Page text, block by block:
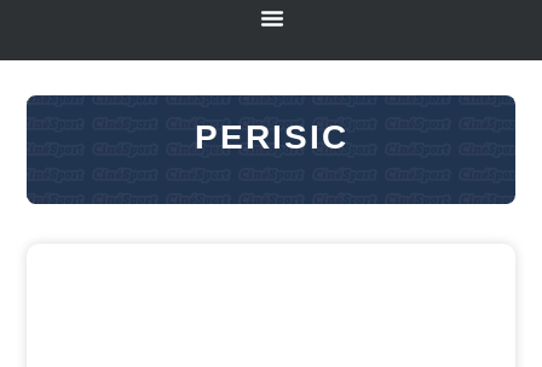
PERISIC